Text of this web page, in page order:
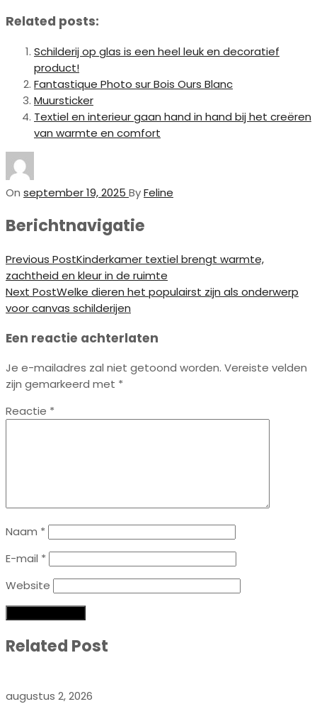
Related posts:
Schilderij op glas is een heel leuk en decoratief
product!
Fantastique Photo sur Bois Ours Blanc
Muursticker
Textiel en interieur gaan hand in hand bij het creëren
van warmte en comfort
On september 19, 2025 ByFeline
Berichtnavigatie
Previous PostKinderkamer textiel brengt warmte,
zachtheid en kleur in de ruimte
Next PostWelke dieren het populairst zijn als onderwerp
voor canvas schilderijen
Een reactie achterlaten
Je e-mailadres zal niet getoond worden. Vereiste velden
zijn gemarkeerd met *
Reactie *
Naam *
E-mail *
Website
Related Post
augustus 2, 2026